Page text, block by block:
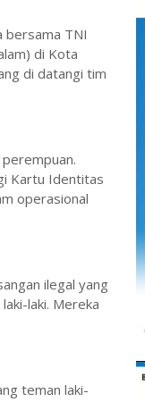
bersama TNI
di Kota
di datangi tim
Kartu Identitas
operasional
ilegal yang
laki. Mereka
teman laki-